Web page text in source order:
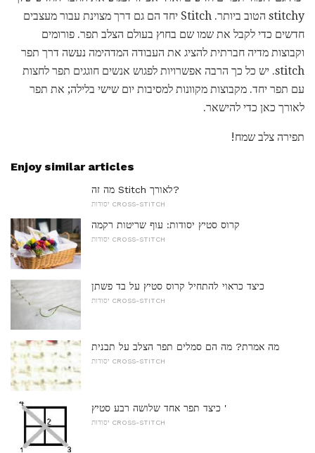
stitchy הטוב ביותר. Stitch יחד הם גם דרך מצוינת עבור מעצבים
חדשים כדי לקבל את שמו שם בחוץ בעולם הצלב תפר. פורומים
וקבוצות מדיה חברתית להציג את העבודה המדהימה נעשה דרך תפר
stitch. יש כל כך הרבה אפשרויות לפגוש אנשים חוגגים תפר לחצות
עם תפר יחד. מקבוצות מקוונות למסיבות יום שישי בלילה; את תפר
לאורך כאן כדי להישאר.
תפירה צלב שמח!
Enjoy similar articles
מה זה Stitch לאורך?
יסודות CROSS-STITCH
קרוס סטיץ יסודות: עוף שריטות רקמה
יסודות CROSS-STITCH
כיצד כראוי להתחיל קרוס סטיץ על בד פשתן
יסודות CROSS-STITCH
מה אמרת? מה הם סמלים תפר הצלב על תבנית
יסודות CROSS-STITCH
כיצד תפר אחד שלושה רבע סטיץ '
יסודות CROSS-STITCH